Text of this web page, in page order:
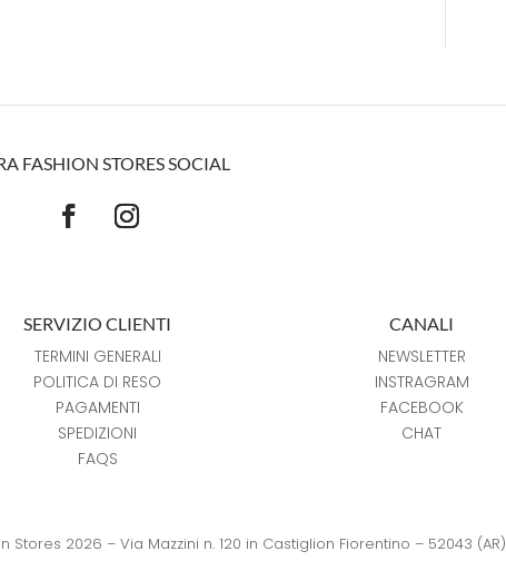
FASHION STORES SOCIAL
SERVIZIO CLIENTI
TERMINI GENERALI
POLITICA DI RESO
PAGAMENTI
SPEDIZIONI
FAQS
CANALI
NEWSLETTER
INSTRAGRAM
FACEBOOK
CHAT
2026 – Via Mazzini n. 120 in Castiglion Fiorentino – 52043 (AR)